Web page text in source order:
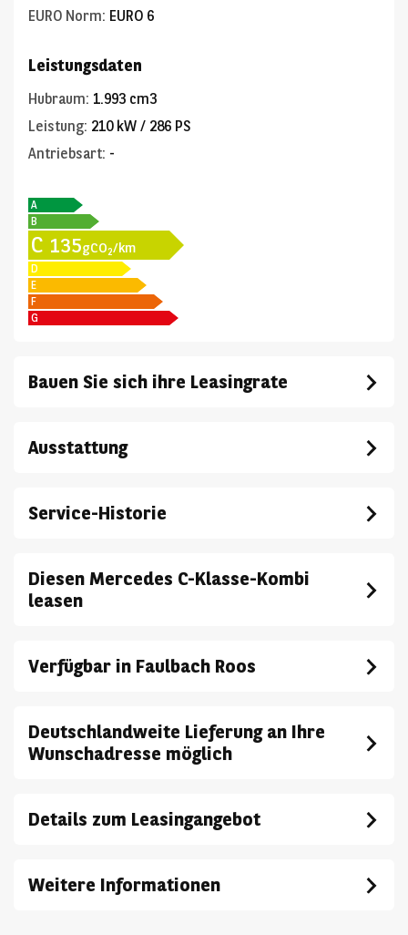
EURO Norm: EURO 6
Leistungsdaten
Hubraum: 1.993 cm3
Leistung: 210 kW / 286 PS
Antriebsart: -
A
B
C 135gCO2/km
D
E
F
G
Bauen Sie sich ihre Leasingrate
Ausstattung
Service-Historie
Diesen Mercedes C-Klasse-Kombi
leasen
Verfügbar in Faulbach Roos
Deutschlandweite Lieferung an Ihre
Wunschadresse möglich
Details zum Leasingangebot
Weitere Informationen